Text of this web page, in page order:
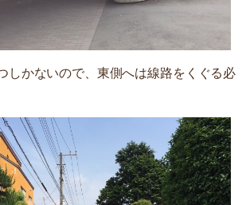
しかないので、東側へは線路をくぐる必